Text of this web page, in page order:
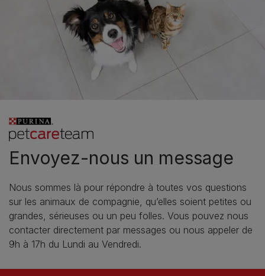
Envoyez-nous un message
Nous sommes là pour répondre à toutes vos questions
sur les animaux de compagnie, qu’elles soient petites ou
grandes, sérieuses ou un peu folles. Vous pouvez nous
contacter directement par messages ou nous appeler de
9h à 17h du Lundi au Vendredi.